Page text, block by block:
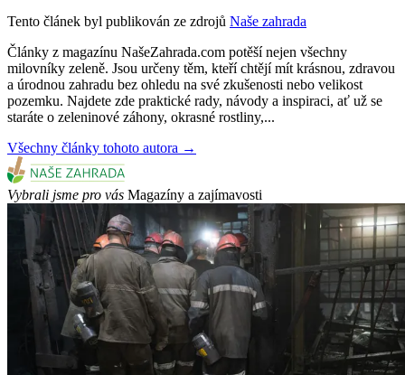
Tento článek byl publikován ze zdrojů Naše zahrada
Články z magazínu NašeZahrada.com potěší nejen všechny
milovníky zeleně. Jsou určeny těm, kteří chtějí mít krásnou, zdravou
a úrodnou zahradu bez ohledu na své zkušenosti nebo velikost
pozemku. Najdete zde praktické rady, návody a inspiraci, ať už se
staráte o zeleninové záhony, okrasné rostliny,...
Všechny články tohoto autora →
Vybrali jsme pro vás Magazíny a zajímavosti